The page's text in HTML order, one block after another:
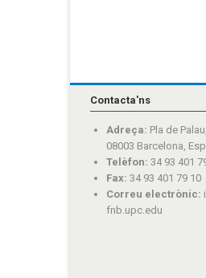
Contacta'ns
Adreça: Pla de
08003 Barcelona,
Telèfon: 34 93 401
Fax: 34 93 401 79 10
Correu electrònic:
fnb.upc.edu